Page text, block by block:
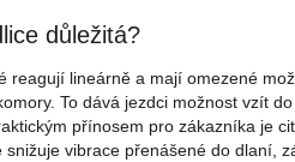
důležitá?
reagují lineárně a mají omezené
To dává jezdci možnost vzít
přínosem pro zákazníka je
vibrace přenášené do dlaní,